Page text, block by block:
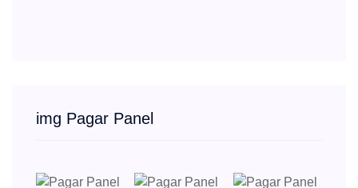
img Pagar Panel